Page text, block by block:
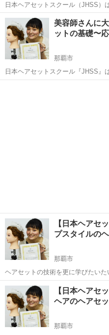
日本ヘアセットスクール（JHSS）
アセットの専門知識・技術を指導
までコースを幅広くご用意してお
スを受講することができますよ♪ ...
沖縄 那覇市 ヘアメイク
美容師さんに
ットの基礎〜
那覇市
日本ヘアセットスクール『JHSS』
アセットの専門知識・技術を指導
【日本ヘアセ
プスタイルの
那覇市
ヘアセットの技術を更に学びたい
から学びたい方へ当スクールで学
す！ トレンドのヘアスタイルを実
˘*).｡.:*♡ 現役スタイリスト...
沖縄 那覇市 ヘアメイク
【日本ヘアセ
ヘアのヘアセ
那覇市